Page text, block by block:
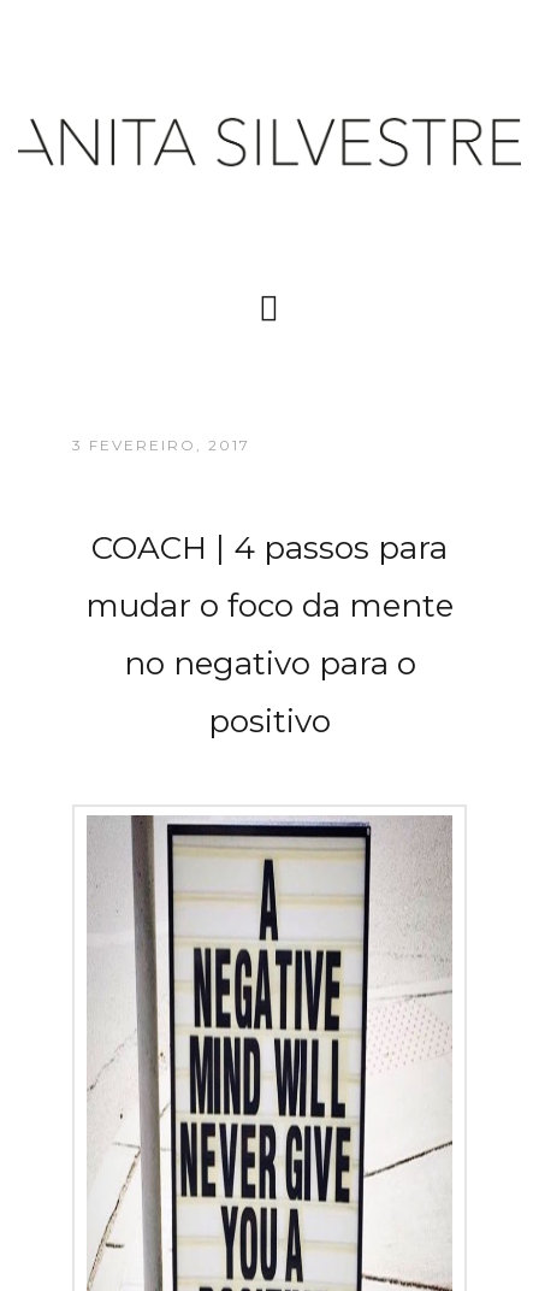
3 FEVEREIRO, 2017
COACH | 4 passos para
mudar o foco da mente
no negativo para o
positivo